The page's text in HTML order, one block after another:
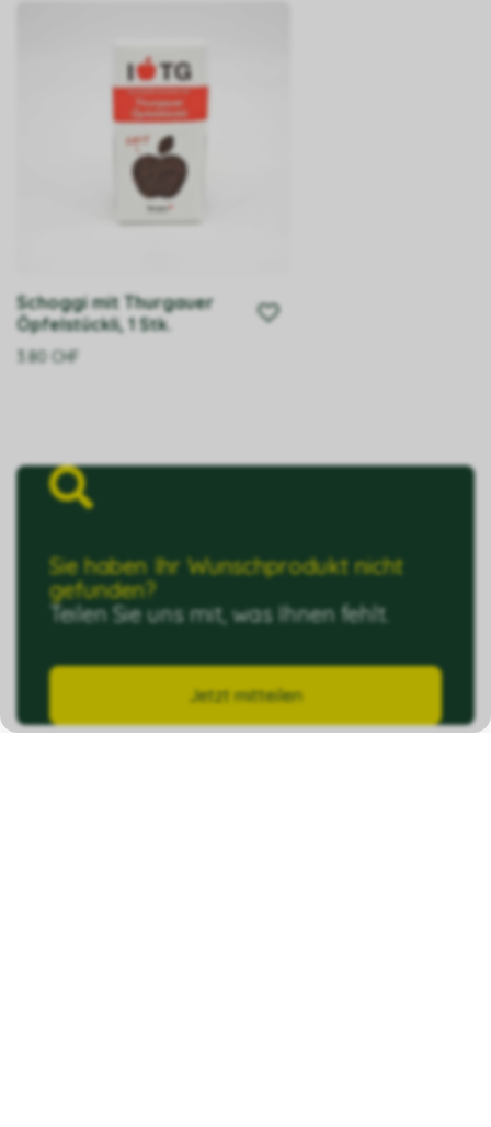
Schoggi mit Thurgauer
Öpfelstückli, 1 Stk.
3.80 CHF
Sie haben Ihr Wunschprodukt nicht
gefunden?
Teilen Sie uns mit, was Ihnen fehlt.
Jetzt mitteilen